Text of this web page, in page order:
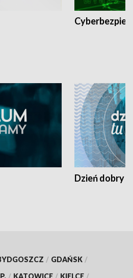
Dzień dobry
/ GDAŃSK /
/ KATOWICE / KIELCE /